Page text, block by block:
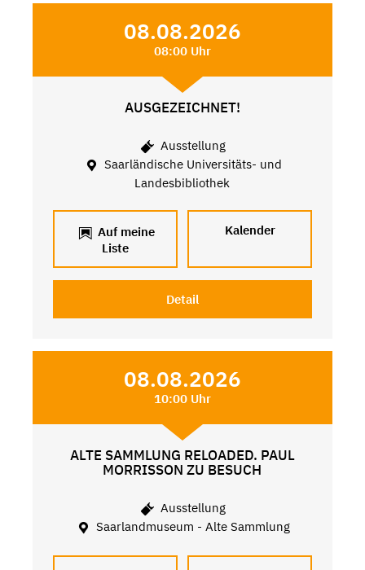
08.08.2026
08:00 Uhr
AUSGEZEICHNET!
Ausstellung
Saarländische Universitäts- und
Landesbibliothek
Auf meine
Liste
Kalender
Detail
08.08.2026
10:00 Uhr
ALTE SAMMLUNG RELOADED. PAUL
MORRISSON ZU BESUCH
Ausstellung
Saarlandmuseum - Alte Sammlung